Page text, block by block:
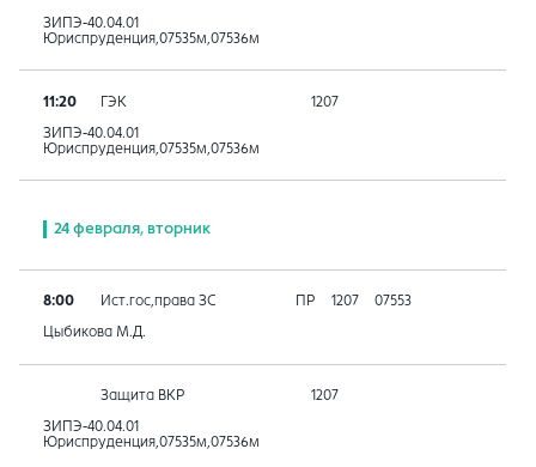
ЗИПЭ-40.04.01
Юриспруденция,07535м,07536м
11:20 ГЭК 1207
ЗИПЭ-40.04.01
Юриспруденция,07535м,07536м
24 февраля, вторник
8:00 Ист.гос,права ЗС ПР 1207 07553
Цыбикова М.Д.
Защита ВКР 1207
ЗИПЭ-40.04.01
Юриспруденция,07535м,07536м